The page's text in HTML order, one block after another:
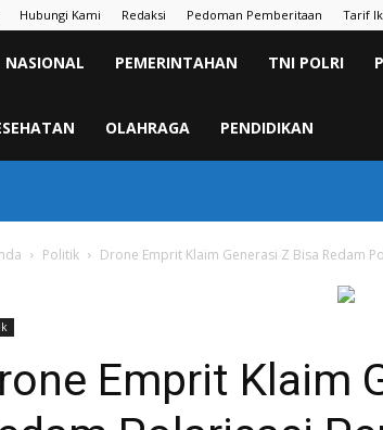
Hubungi Kami Redaksi Pedoman Pemberitaan Tarif
KORAN
NASIONAL PEMERINTAHAN TNI POLRI
OLAHRAGA PENDIDIKAN
Politik Drone Emprit Klaim Generasi Z Bisa Redam
Emprit Klaim